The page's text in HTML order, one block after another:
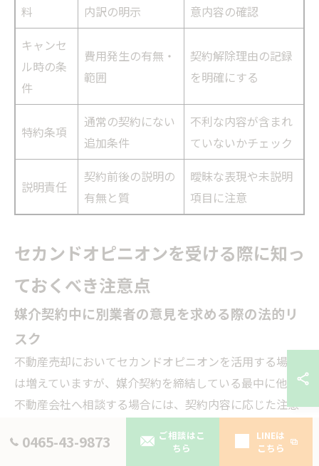
料
内訳の明示
意内容の確認
キャンセ
ル時の条
件
費用発生の有無・
範囲
契約解除理由の記録
を明確にする
特約条項
通常の契約にない
追加条件
不利な内容が含まれ
ていないかチェック
説明責任
契約前後の説明の
有無と質
曖昧な表現や未説明
項目に注意
セカンドオピニオンを受ける際に知っ
ておくべき注意点
媒介契約中に別業者の意見を求める際の法的リ
スク
不動産売却においてセカンドオピニオンを活用する場面
は増えていますが、媒介契約を締結している最中に他の
不動産会社へ相談する場合には、契約内容に応じた注意
結している場合、他社との接触には一定の制限が設けら
0465-43-9873
ご相談はこ
ちら
LINEは
こちら